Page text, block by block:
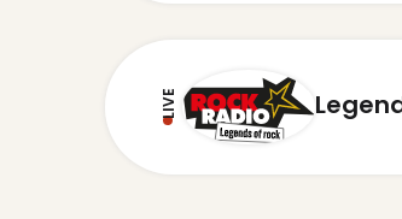
LIVE